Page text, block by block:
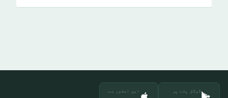
گوگل پلے پر ایپ اسٹور سے